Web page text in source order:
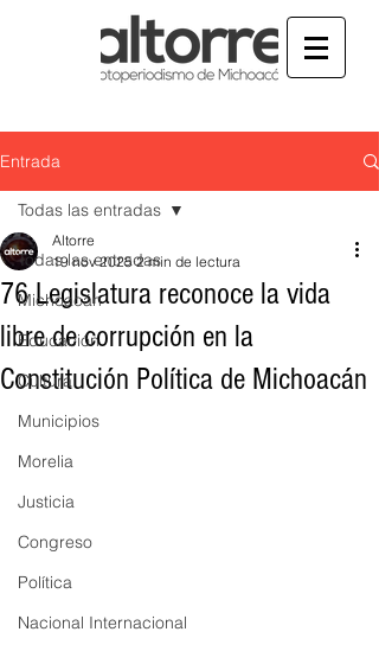
Entrada
Todas las entradas
Michoacán
Educación
Cultura
Municipios
Morelia
Justicia
Congreso
Política
Nacional Internacional
Todas las entradas
76 Legislatura reconoce la vida
libre de corrupción en la
Constitución Política de Michoacán
Altorre
19 nov 2025 2 min de lectura